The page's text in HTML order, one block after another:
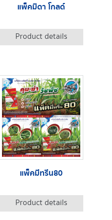
แพ็คมิดา โกลด์
Product details
แพ็คมีทรีน80
Product details